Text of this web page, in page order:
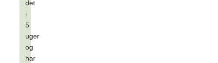
det
i
5
uger
og
har